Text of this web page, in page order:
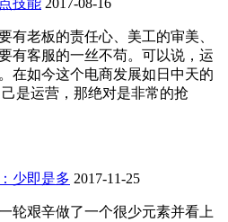
技能 2017-08-16
有老板的责任心、美工的审美、
有客服的一丝不苟。可以说，运
在如今这个电商发展如日中天的
是运营，那绝对是非常的抢
少即是多 2017-11-25
轮艰辛做了一个很少元素并看上